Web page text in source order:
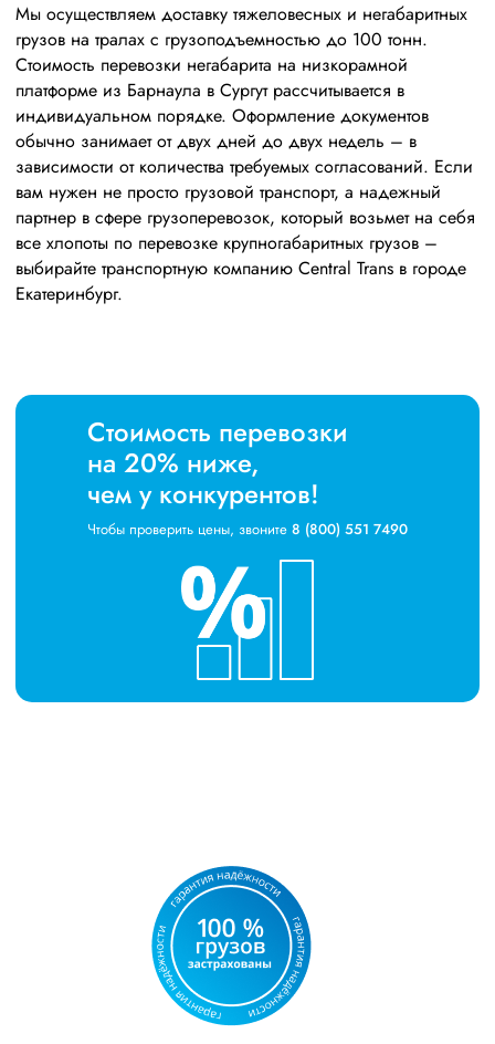
Мы осуществляем доставку тяжеловесных и негабаритных
грузов на тралах с грузоподъемностью до 100 тонн.
Стоимость перевозки негабарита на низкорамной
платформе из Барнаула в Сургут рассчитывается в
индивидуальном порядке. Оформление документов
обычно занимает от двух дней до двух недель – в
зависимости от количества требуемых согласований. Если
вам нужен не просто грузовой транспорт, а надежный
партнер в сфере грузоперевозок, который возьмет на себя
все хлопоты по перевозке крупногабаритных грузов –
выбирайте транспортную компанию Central Trans в городе
Екатеринбург.
Стоимость перевозки
на 20% ниже,
чем у конкурентов!
Чтобы проверить цены, звоните 8 (800) 551 7490